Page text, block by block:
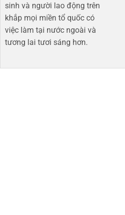
sinh và người lao động trên
khắp mọi miền tổ quốc có
việc làm tại nước ngoài và
tương lai tươi sáng hơn​.